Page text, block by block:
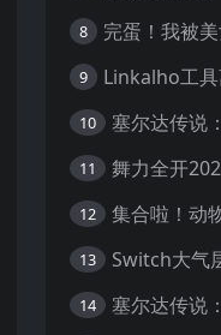
8
9
10
11
12
13
14